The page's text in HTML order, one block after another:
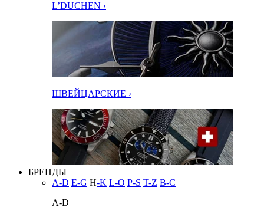
L’DUCHEN ›
ШВЕЙЦАРСКИЕ ›
БРЕНДЫ
A-D E-G H-K L-O P-S T-Z В-С
A-D